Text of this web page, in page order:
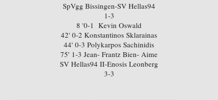
SpVgg Bissingen-SV Hellas94
1-3
8 '0-1 Kevin Oswald
42' 0-2 Konstantinos Sklarainas
44' 0-3 Polykarpos Sachinidis
75' 1-3 Jean- Frantz Bien- Aime
SV Hellas94 II-Enosis Leonberg
3-3